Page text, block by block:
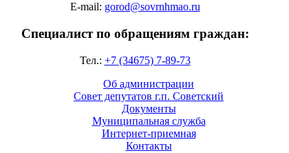
E-mail: gorod@sovrnhmao.ru
Специалист по обращениям граждан:
Тел.: +7 (34675) 7-89-73
Об администрации
Совет депутатов г.п. Советский
Документы
Муниципальная служба
Интернет-приемная
Контакты